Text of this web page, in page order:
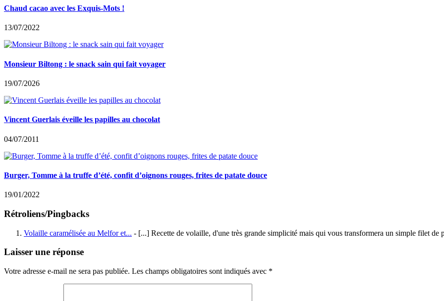
Chaud cacao avec les Exquis-Mots !
13/07/2022
Monsieur Biltong : le snack sain qui fait voyager
19/07/2026
Vincent Guerlais éveille les papilles au chocolat
04/07/2011
Burger, Tomme à la truffe d’été, confit d’oignons rouges, frites de patate douce
19/01/2022
Rétroliens/Pingbacks
Volaille caramélisée au Melfor et... - [...] Recette de volaille, d'une très grande simplicité mais qui vous transformera un simple filet
Laisser une réponse
Votre adresse e-mail ne sera pas publiée. Les champs obligatoires sont indiqués avec *